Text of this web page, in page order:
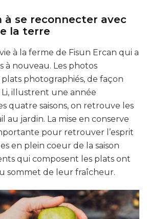
à se reconnecter avec
la terre
à la ferme de Fisun Ercan qui a
à nouveau. Les photos
plats photographiés, de façon
illustrent une année
quatre saisons, on retrouve les
au jardin. La mise en conserve
pour retrouver l’esprit
en plein coeur de la saison
qui composent les plats ont
sommet de leur fraîcheur.